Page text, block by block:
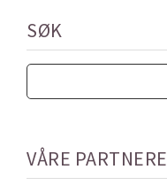
SØK
VÅRE PARTNERE